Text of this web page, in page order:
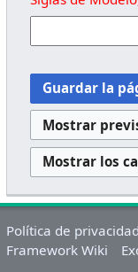
Política de privacidad
Framework Wiki